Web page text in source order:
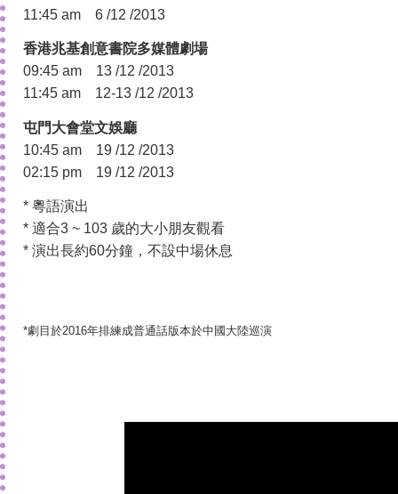
11:45 am 6 /12 /2013
香港兆基創意書院多媒體劇場
09:45 am 13 /12 /2013
11:45 am 12-13 /12 /2013
屯門大會堂文娛廳
10:45 am 19 /12 /2013
02:15 pm 19 /12 /2013
* 粵語演出
* 適合3 ~ 103 歲的大小朋友觀看
* 演出長約60分鐘，不設中場休息
*劇目於2016年排練成普通話版本於中國大陸巡演